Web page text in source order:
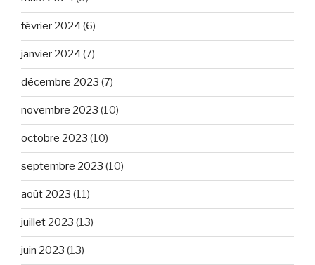
février 2024 (6)
janvier 2024 (7)
décembre 2023 (7)
novembre 2023 (10)
octobre 2023 (10)
septembre 2023 (10)
août 2023 (11)
juillet 2023 (13)
juin 2023 (13)